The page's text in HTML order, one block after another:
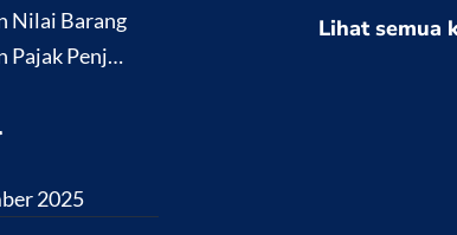
Nilai Barang
Pajak Penj…
2025
Lihat semua